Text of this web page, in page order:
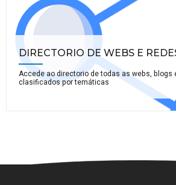
DIRECTORIO DE WEBS E
Accede ao directorio de todas as webs, blogs
clasificados por temáticas